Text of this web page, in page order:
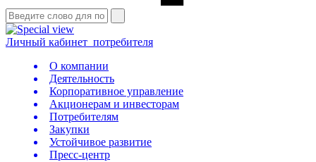
Личный кабинет потребителя
О компании
Деятельность
Корпоративное управление
Акционерам и инвесторам
Потребителям
Закупки
Устойчивое развитие
Пресс-центр